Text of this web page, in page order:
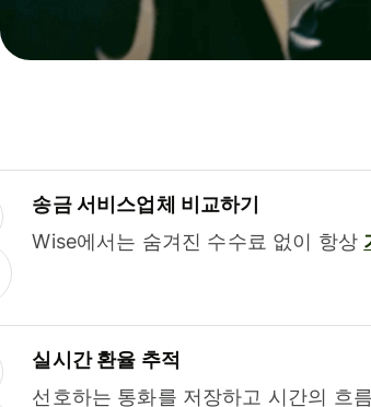
송금 서비스업체 비교하기
Wise에서는 숨겨진 수수료 없이 항상
실시간 환율 추적
선호하는 통화를 저장하고 시간의 흐